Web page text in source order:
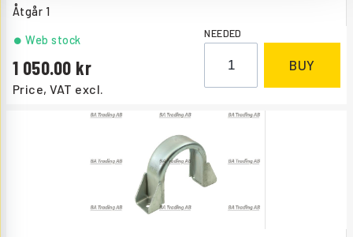
Åtgår 1
Price, VAT excl.
1 050.00
Web stock NEEDED
BUY